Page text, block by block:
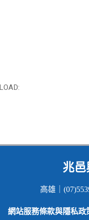
兆
高雄｜
網站服務條款與隱私政